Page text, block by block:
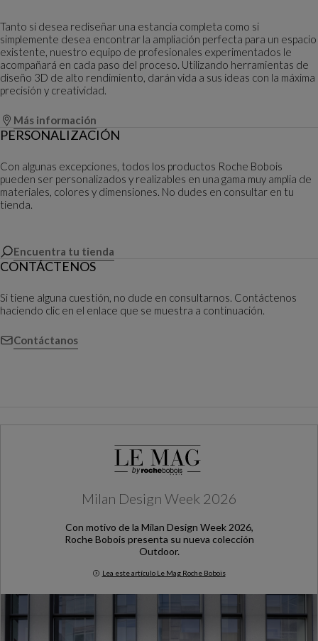
Tanto si desea rediseñar una estancia completa como si
simplemente desea encontrar la ampliación perfecta para un espacio
existente, nuestro equipo de profesionales experimentados le
acompañará en cada paso del proceso. Utilizando herramientas de
diseño 3D de alto rendimiento, darán vida a sus ideas con la máxima
precisión y creatividad.
Más información
PERSONALIZACIÓN
Con algunas excepciones, todos los productos Roche Bobois
pueden ser personalizados y realizables en una gama muy amplia de
materiales, colores y dimensiones. No dudes en consultar en tu
tienda.
Encuentra tu tienda
CONTÁCTENOS
Si tiene alguna cuestión, no dude en consultarnos. Contáctenos
haciendo clic en el enlace que se muestra a continuación.
Contáctanos
Milan Design Week 2026
Con motivo de la Milan Design Week 2026,
Roche Bobois presenta su nueva colección
Outdoor.
Lea este artículo Le Mag Roche Bobois
Milan Design Week 2026